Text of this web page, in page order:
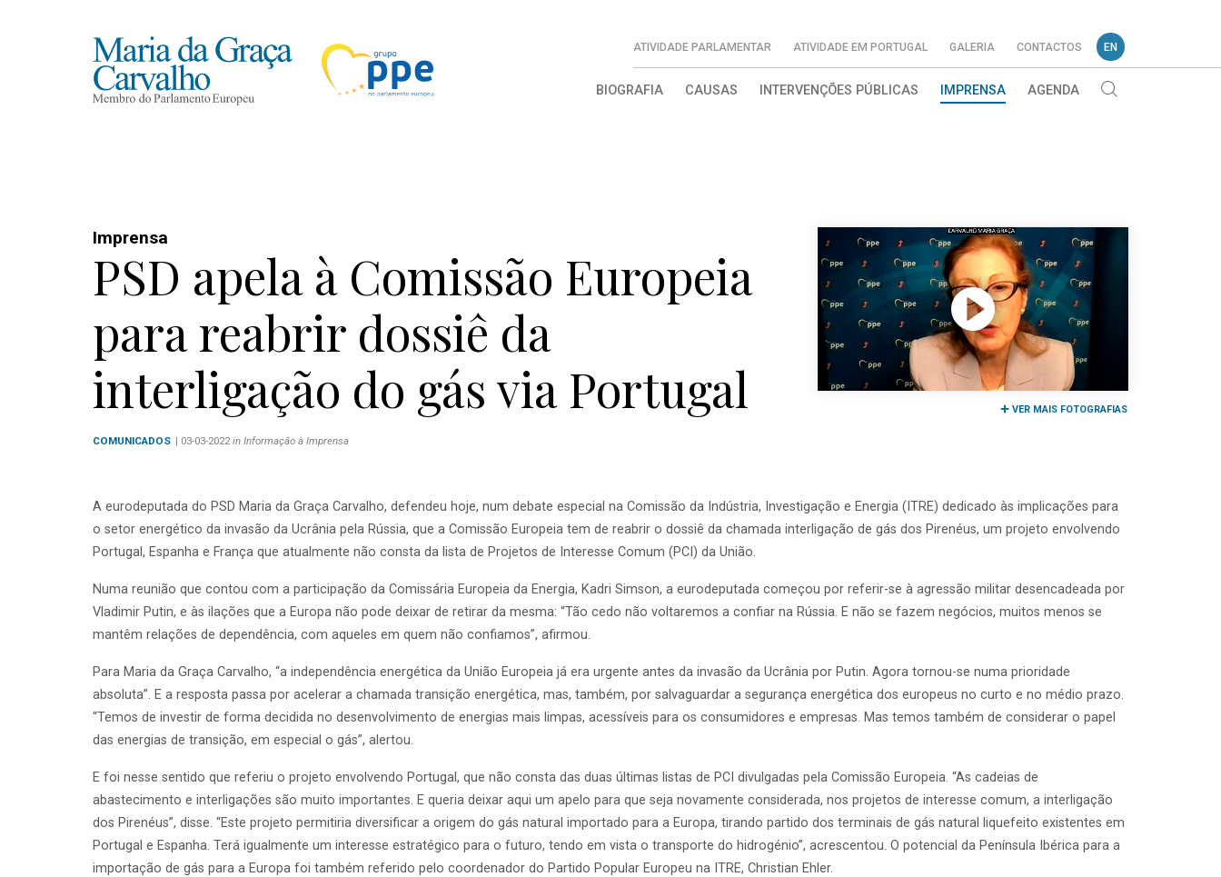
ATIVIDADE PARLAMENTAR ATIVIDADE EM PORTUGAL GALERIA CONTACTOS EN
BIOGRAFIA CAUSAS INTERVENÇÕES PÚBLICAS IMPRENSA AGENDA
VER MAIS FOTOGRAFIAS
Imprensa
PSD apela à Comissão Europeia
para reabrir dossiê da
interligação do gás via Portugal
COMUNICADOS | 03-03-2022in Informação à Imprensa
A eurodeputada do PSD Maria da Graça Carvalho, defendeu hoje, num debate especial na Comissão da Indústria, Investigação e Energia (ITRE) dedicado às implicações para
o setor energético da invasão da Ucrânia pela Rússia, que a Comissão Europeia tem de reabrir o dossiê da chamada interligação de gás dos Pirenéus, um projeto envolvendo
Portugal, Espanha e França que atualmente não consta da lista de Projetos de Interesse Comum (PCI) da União.
Numa reunião que contou com a participação da Comissária Europeia da Energia, Kadri Simson, a eurodeputada começou por referir-se à agressão militar desencadeada por
Vladimir Putin, e às ilações que a Europa não pode deixar de retirar da mesma: “Tão cedo não voltaremos a confiar na Rússia. E não se fazem negócios, muitos menos se
mantêm relações de dependência, com aqueles em quem não confiamos”, afirmou.
Para Maria da Graça Carvalho, “a independência energética da União Europeia já era urgente antes da invasão da Ucrânia por Putin. Agora tornou-se numa prioridade
absoluta”. E a resposta passa por acelerar a chamada transição energética, mas, também, por salvaguardar a segurança energética dos europeus no curto e no médio prazo.
“Temos de investir de forma decidida no desenvolvimento de energias mais limpas, acessíveis para os consumidores e empresas. Mas temos também de considerar o papel
das energias de transição, em especial o gás”, alertou.
E foi nesse sentido que referiu o projeto envolvendo Portugal, que não consta das duas últimas listas de PCI divulgadas pela Comissão Europeia. “As cadeias de
abastecimento e interligações são muito importantes. E queria deixar aqui um apelo para que seja novamente considerada, nos projetos de interesse comum, a interligação
dos Pirenéus”, disse. “Este projeto permitiria diversificar a origem do gás natural importado para a Europa, tirando partido dos terminais de gás natural liquefeito existentes em
Portugal e Espanha. Terá igualmente um interesse estratégico para o futuro, tendo em vista o transporte do hidrogénio”, acrescentou. O potencial da Península Ibérica para a
importação de gás para a Europa foi também referido pelo coordenador do Partido Popular Europeu na ITRE, Christian Ehler.